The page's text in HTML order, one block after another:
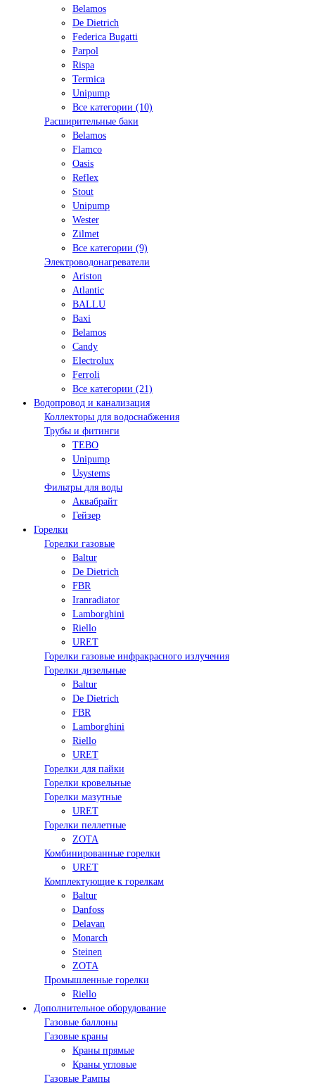
Belamos
De Dietrich
Federica Bugatti
Parpol
Rispa
Termica
Unipump
Все категории (10)
Расширительные баки
Belamos
Flamco
Oasis
Reflex
Stout
Unipump
Wester
Zilmet
Все категории (9)
Электроводонагреватели
Ariston
Atlantic
BALLU
Baxi
Belamos
Candy
Electrolux
Ferroli
Все категории (21)
Водопровод и канализация
Коллекторы для водоснабжения
Трубы и фитинги
TEBO
Unipump
Usystems
Фильтры для воды
Аквабрайт
Гейзер
Горелки
Горелки газовые
Baltur
De Dietrich
FBR
Iranradiator
Lamborghini
Riello
URET
Горелки газовые инфракрасного излучения
Горелки дизельные
Baltur
De Dietrich
FBR
Lamborghini
Riello
URET
Горелки для пайки
Горелки кровельные
Горелки мазутные
URET
Горелки пеллетные
ZOTA
Комбинированные горелки
URET
Комплектующие к горелкам
Baltur
Danfoss
Delavan
Monarch
Steinen
ZOTA
Промышленные горелки
Riello
Дополнительное оборудование
Газовые баллоны
Газовые краны
Краны прямые
Краны угловые
Газовые Рампы